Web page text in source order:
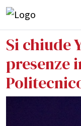
Si chiude
presenze